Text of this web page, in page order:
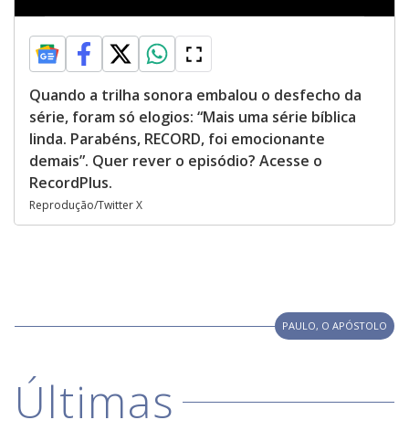
Quando a trilha sonora embalou o desfecho da
série, foram só elogios: “Mais uma série bíblica
linda. Parabéns, RECORD, foi emocionante
demais”. Quer rever o episódio? Acesse o
RecordPlus.
Reprodução/Twitter X
PAULO, O APÓSTOLO
Últimas